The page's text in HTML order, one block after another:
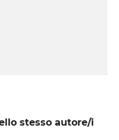
stesso autore/i